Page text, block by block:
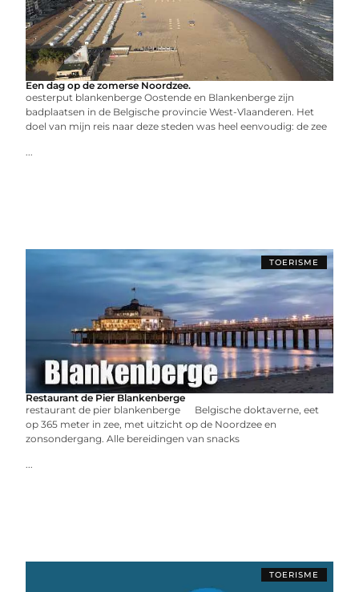
Een dag op de zomerse Noordzee.
oesterput blankenberge Oostende en Blankenberge zijn
badplaatsen in de Belgische provincie West-Vlaanderen. Het
doel van mijn reis naar deze steden was heel eenvoudig: de zee
...
TOERISME
Restaurant de Pier Blankenberge
restaurant de pier blankenberge Belgische doktaverne, eet
op 365 meter in zee, met uitzicht op de Noordzee en
zonsondergang. Alle bereidingen van snacks
...
TOERISME